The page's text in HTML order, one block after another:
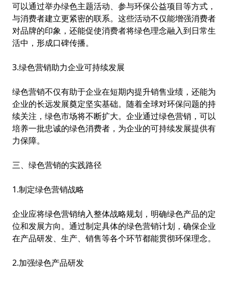
可以通过举办绿色主题活动、参与环保公益项目等方式，
与消费者建立更紧密的联系。这些活动不仅能增强消费者
对品牌的印象，还能促使消费者将绿色理念融入到日常生
活中，形成口碑传播。
3.绿色营销助力企业可持续发展
绿色营销不仅有助于企业在短期内提升销售业绩，还能为
企业的长远发展奠定坚实基础。随着全球对环保问题的持
续关注，绿色市场将不断扩大。企业通过绿色营销，可以
培养一批忠诚的绿色消费者，为企业的可持续发展提供有
力保障。
三、绿色营销的实践路径
1.制定绿色营销战略
企业应将绿色营销纳入整体战略规划，明确绿色产品的定
位和发展方向。通过制定具体的绿色营销计划，确保企业
在产品研发、生产、销售等各个环节都能贯彻环保理念。
2.加强绿色产品研发